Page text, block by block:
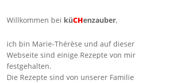
Willkommen bei küCHenzauber,
ich bin Marie-Thérèse und auf dieser
Webseite sind einige Rezepte von mir
festgehalten.
Die Rezepte sind von unserer Familie